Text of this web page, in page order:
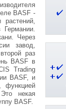
BASF -
Через
завод,
раз
BASF в
Trading
BASF, и
функцией
некая
BASF.